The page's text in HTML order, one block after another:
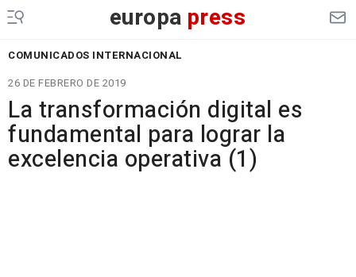
europa press
COMUNICADOS INTERNACIONAL
26 DE FEBRERO DE 2019
La transformación digital es
fundamental para lograr la
excelencia operativa (1)